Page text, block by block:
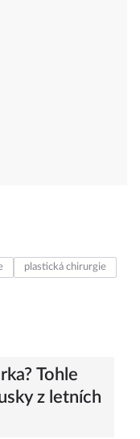
plastická chirurgie
Tohle
z letních